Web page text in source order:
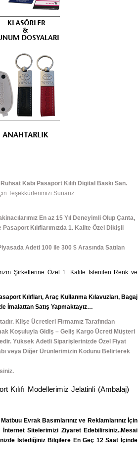
Kabı Pasaport Kılıfı Digital Baskı San.
Teşekkürlerimizi Sunarız
En az 15 Yıl Deneyimli Olup Çanta,
Kılıflarımızda 1. Kalite Özel Dikişli
Adeti 100 ile 300 $ Arasında Satılan
Şirketlerine Özel 1. Kalite İstenilen Renk ve
Kılıfları, Araç Kullanma Kılavuzları, Bagaj
İmalattan Satış Yapmaktayız…
Klişe Ücretleri Firmamız Tarafından
Koşuluyla Gidiş – Geliş Kargo Ücreti Müşteri
Yüksek Adetli Siparişlerinizde Özel Fiyat
veya Diğer Ürünlerimizin Kodunu Belirterek
Modellerimiz Jelatinli (Ambalaj)
Matbuu EvrakBasımlarınız ve Reklamlarınız İçin
Sitelerimizi Ziyaret Edebilirsiniz..Mesai
İstediğiniz Bilgilere En Geç 12 Saat İçinde